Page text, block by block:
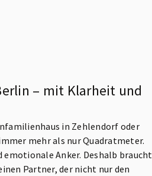
– mit Klarheit und
in Zehlendorf oder
mehr als nur Quadratmeter.
emotionale Anker. Deshalb braucht
Partner, der nicht nur den